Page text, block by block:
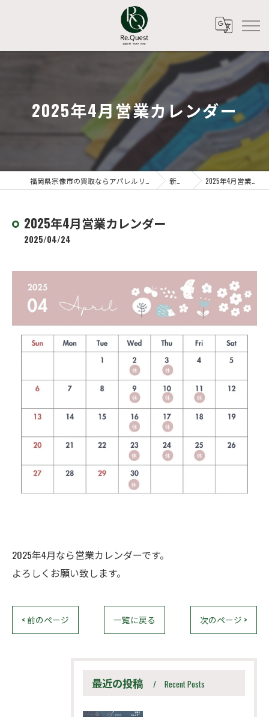
2025年4月営業カレンダー
新着情報 2025年4月営業カレンダー
2025年4月営業カレンダー
2025/04/24
2025年4月なら営業カレンダーです。
よろしくお願い致します。
< 前のページ 一覧に戻る 次のページ >
最近の投稿 Recent Posts